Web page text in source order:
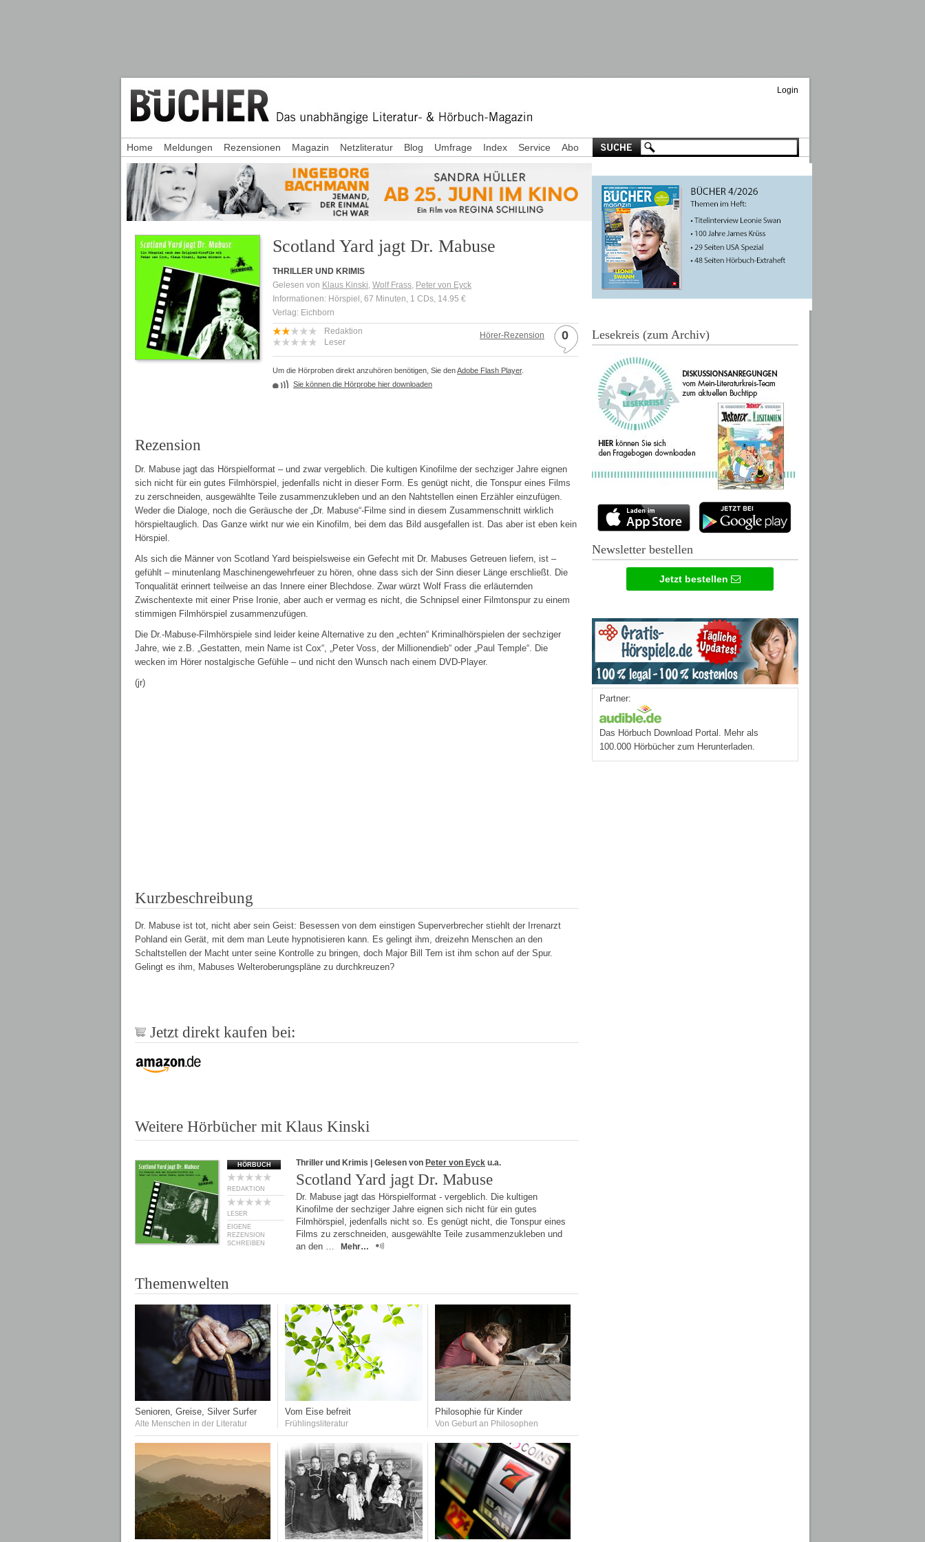
Login
Scotland Yard jagt Dr. Mabuse
THRILLER UND KRIMIS
Gelesen von Klaus Kinski, Wolf Frass, Peter von Eyck
Informationen: Hörspiel, 67 Minuten, 1 CDs, 14.95 €
Verlag: Eichborn
Hörer-Rezension 0
Redaktion
Leser
Um die Hörproben direkt anzuhören benötigen, Sie denAdobe Flash Player.
Sie können die Hörprobe hier downloaden
Rezension
Dr. Mabuse jagt das Hörspielformat – und zwar vergeblich. Die kultigen Kinofilme der sechziger Jahre eignen
sich nicht für ein gutes Filmhörspiel, jedenfalls nicht in dieser Form. Es genügt nicht, die Tonspur eines Films
zu zerschneiden, ausgewählte Teile zusammenzukleben und an den Nahtstellen einen Erzähler einzufügen.
Weder die Dialoge, noch die Geräusche der „Dr. Mabuse“-Filme sind in diesem Zusammenschnitt wirklich
hörspieltauglich. Das Ganze wirkt nur wie ein Kinofilm, bei dem das Bild ausgefallen ist. Das aber ist eben kein
Hörspiel.
Als sich die Männer von Scotland Yard beispielsweise ein Gefecht mit Dr. Mabuses Getreuen liefern, ist –
gefühlt – minutenlang Maschinengewehrfeuer zu hören, ohne dass sich der Sinn dieser Länge erschließt. Die
Tonqualität erinnert teilweise an das Innere einer Blechdose. Zwar würzt Wolf Frass die erläuternden
Zwischentexte mit einer Prise Ironie, aber auch er vermag es nicht, die Schnipsel einer Filmtonspur zu einem
stimmigen Filmhörspiel zusammenzufügen.
Die Dr.-Mabuse-Filmhörspiele sind leider keine Alternative zu den „echten“ Kriminalhörspielen der sechziger
Jahre, wie z.B. „Gestatten, mein Name ist Cox“, „Peter Voss, der Millionendieb“ oder „Paul Temple“. Die
wecken im Hörer nostalgische Gefühle – und nicht den Wunsch nach einem DVD-Player.
(jr)
Kurzbeschreibung
Dr. Mabuse ist tot, nicht aber sein Geist: Besessen von dem einstigen Superverbrecher stiehlt der Irrenarzt
Pohland ein Gerät, mit dem man Leute hypnotisieren kann. Es gelingt ihm, dreizehn Menschen an den
Schaltstellen der Macht unter seine Kontrolle zu bringen, doch Major Bill Tern ist ihm schon auf der Spur.
Gelingt es ihm, Mabuses Welteroberungspläne zu durchkreuzen?
Jetzt direkt kaufen bei:
Weitere Hörbücher mit Klaus Kinski
HÖRBUCH
REDAKTION
LESER
EIGENE
REZENSION
SCHREIBEN
Thriller und Krimis | Gelesen von Peter von Eyck u.a.
Scotland Yard jagt Dr. Mabuse
Dr. Mabuse jagt das Hörspielformat - vergeblich. Die kultigen
Kinofilme der sechziger Jahre eignen sich nicht für ein gutes
Filmhörspiel, jedenfalls nicht so. Es genügt nicht, die Tonspur eines
Films zu zerschneiden, ausgewählte Teile zusammenzukleben und
an den …
Mehr…
Themenwelten
Senioren, Greise, Silver Surfer
Alte Menschen in der Literatur
Vom Eise befreit
Frühlingsliteratur
Philosophie für Kinder
Von Geburt an Philosophen
Home Meldungen Rezensionen Magazin Netzliteratur Blog Umfrage Index Service Abo
Lesekreis (zum Archiv)
Newsletter bestellen
Jetzt bestellen
Partner:
Das Hörbuch Download Portal. Mehr als
100.000 Hörbücher zum Herunterladen.